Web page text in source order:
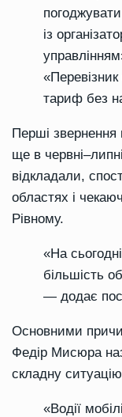
із
тариф без
Перші звернення
ще в
відкладали,
областях і
Рівному.
«На
більшість
— додає
Основними
Федір Мисюра
складну ситуацію
«Водії